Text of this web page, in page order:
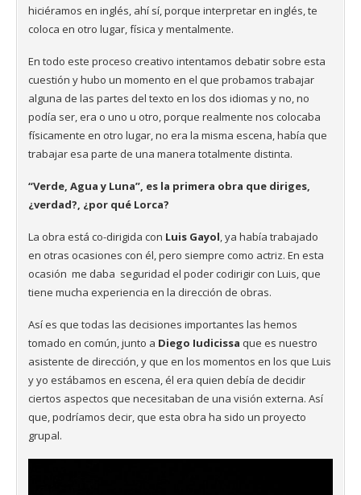
hiciéramos en inglés, ahí sí, porque interpretar en inglés, te
coloca en otro lugar, física y mentalmente.
En todo este proceso creativo intentamos debatir sobre esta
cuestión y hubo un momento en el que probamos trabajar
alguna de las partes del texto en los dos idiomas y no, no
podía ser, era o uno u otro, porque realmente nos colocaba
físicamente en otro lugar, no era la misma escena, había que
trabajar esa parte de una manera totalmente distinta.
“Verde, Agua y Luna”, es la primera obra que diriges,
¿verdad?, ¿por qué Lorca?
La obra está co-dirigida con Luis Gayol, ya había trabajado
en otras ocasiones con él, pero siempre como actriz. En esta
ocasión me daba seguridad el poder codirigir con Luis, que
tiene mucha experiencia en la dirección de obras.
Así es que todas las decisiones importantes las hemos
tomado en común, junto a Diego Iudicissa que es nuestro
asistente de dirección, y que en los momentos en los que Luis
y yo estábamos en escena, él era quien debía de decidir
ciertos aspectos que necesitaban de una visión externa. Así
que, podríamos decir, que esta obra ha sido un proyecto
grupal.